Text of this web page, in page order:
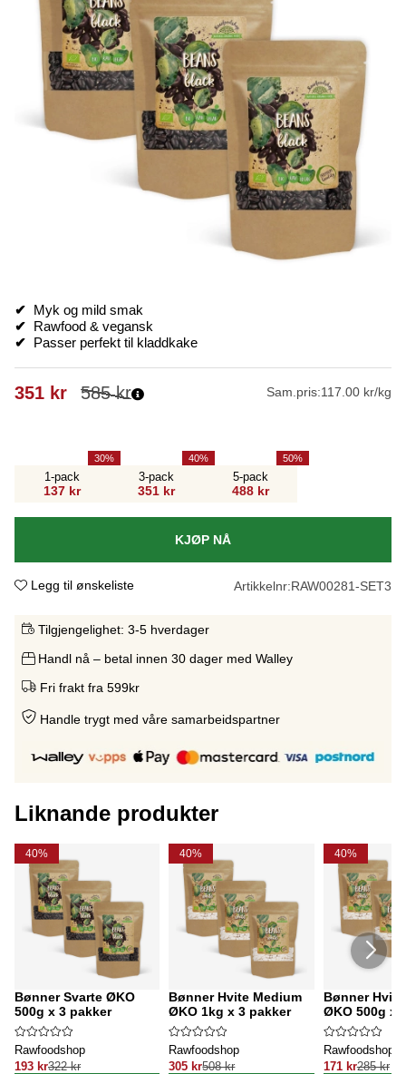
✔ Myk og mild smak
✔ Rawfood & vegansk
✔ Passer perfekt til kladdkake
585kr
351 kr Sam.pris:117.00 kr/kg
1-pack
137 kr
30
3-pack
351 kr
40
5-pack
488 kr
50
KJØP NÅ
Legg til ønskeliste Artikkelnr:RAW00281-SET3
Tilgjengelighet: 3-5 hverdager
Handl nå – betal innen 30 dager med Walley
Fri frakt fra 599kr
Handle trygt med våre samarbeidspartner
Liknande produkter
40%
Bønner Svarte ØKO
500g x 3 pakker
Rawfoodshop
193 kr322 kr
40%
Bønner Hvite Medium
ØKO 1kg x 3 pakker
Rawfoodshop
305 kr508 kr
40%
Bønner
ØKO 500g x
Rawfoodshop
171 kr285 kr